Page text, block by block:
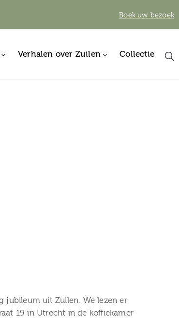
Boek uw bezoek
Verhalen over Zuilen Collectie
jubileum uit Zuilen. We lezen er
19 in Utrecht in de koffiekamer